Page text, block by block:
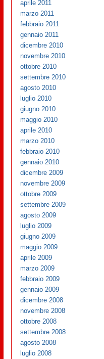
aprile 2011
marzo 2011
febbraio 2011
gennaio 2011
dicembre 2010
novembre 2010
ottobre 2010
settembre 2010
agosto 2010
luglio 2010
giugno 2010
maggio 2010
aprile 2010
marzo 2010
febbraio 2010
gennaio 2010
dicembre 2009
novembre 2009
ottobre 2009
settembre 2009
agosto 2009
luglio 2009
giugno 2009
maggio 2009
aprile 2009
marzo 2009
febbraio 2009
gennaio 2009
dicembre 2008
novembre 2008
ottobre 2008
settembre 2008
agosto 2008
luglio 2008